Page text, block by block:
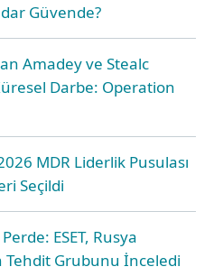
Güvende?
Amadey ve Stealc
Darbe: Operation
MDR Liderlik Pusulası
Seçildi
ESET, Rusya
Tehdit Grubunu İnceledi